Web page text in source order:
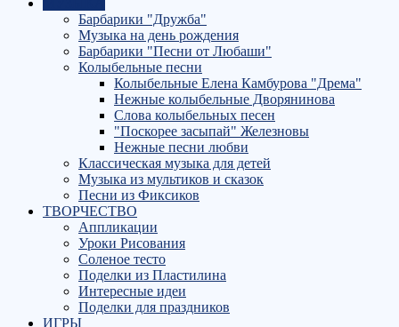
Барбарики "Дружба"
Музыка на день рождения
Барбарики "Песни от Любаши"
Колыбельные песни
Колыбельные Елена Камбурова "Дрема"
Нежные колыбельные Дворянинова
Слова колыбельных песен
"Поскорее засыпай" Железновы
Нежные песни любви
Классическая музыка для детей
Музыка из мультиков и сказок
Песни из Фиксиков
ТВОРЧЕСТВО
Аппликации
Уроки Рисования
Соленое тесто
Поделки из Пластилина
Интересные идеи
Поделки для праздников
ИГРЫ